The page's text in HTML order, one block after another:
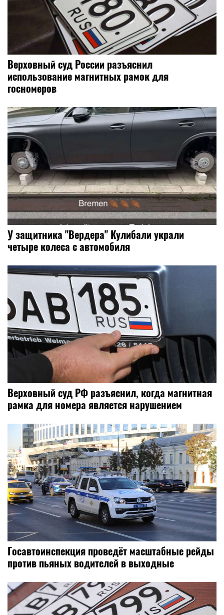
Верховный суд России разъяснил
использование магнитных рамок для
госномеров
У защитника "Вердера" Кулибали украли
четыре колеса с автомобиля
Верховный суд РФ разъяснил, когда магнитная
рамка для номера является нарушением
Госавтоинспекция проведёт масштабные рейды
против пьяных водителей в выходные